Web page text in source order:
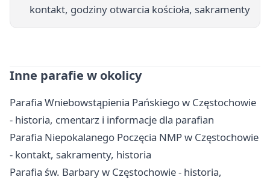
kontakt, godziny otwarcia kościoła, sakramenty
Inne parafie w okolicy
Parafia Wniebowstąpienia Pańskiego w Częstochowie
- historia, cmentarz i informacje dla parafian
Parafia Niepokalanego Poczęcia NMP w Częstochowie
- kontakt, sakramenty, historia
Parafia św. Barbary w Częstochowie - historia,